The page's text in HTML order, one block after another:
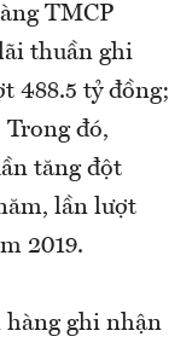
TMCP
thuần ghi
488.5 tỷ đồng;
Trong đó,
tăng đột
lần lượt
2019.
hàng ghi nhận